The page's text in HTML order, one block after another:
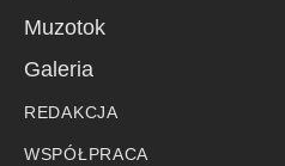
Muzotok
Galeria
REDAKCJA
WSPÓŁPRACA